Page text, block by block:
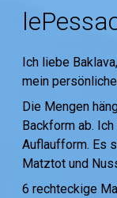
Ich liebe
mein
Die Mengen
Backform ab.
Auflaufform. Es
Matztot und
6 rechteckige